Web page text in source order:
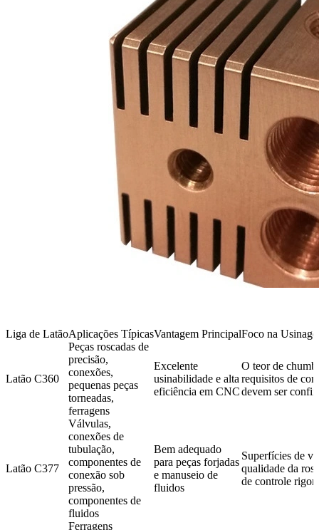
Liga de LatãoAplicações TípicasVantagem PrincipalFoco na
Latão C360
Peças roscadas de
precisão,
conexões,
pequenas peças
torneadas,
ferragens
Excelente
usinabilidade e alta
eficiência em CNC
O teor de
requisitos de
devem ser
Latão C377
Válvulas,
conexões de
tubulação,
componentes de
conexão sob
pressão,
componentes de
fluidos
Bem adequado
para peças forjadas
e manuseio de
fluidos
Superfícies de
qualidade da
de controle
Ferragens